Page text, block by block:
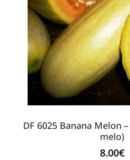
DF 6025 Banana Melon
melo)
8.00€